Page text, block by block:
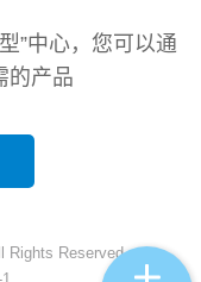
”中心，您可以通
的产品
Rights Reserved.